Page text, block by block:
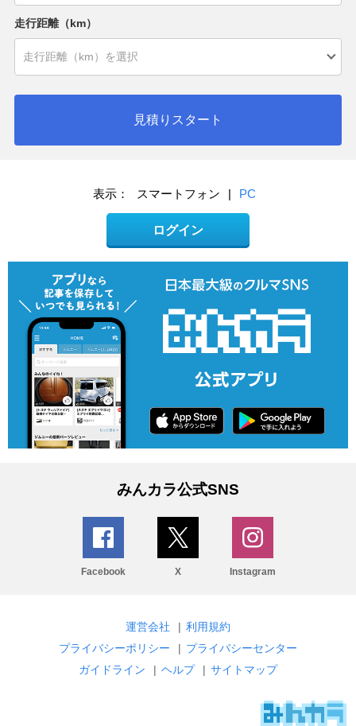
走行距離（km）
見積りスタート
表示： スマートフォン PC
ログイン
みんカラ公式SNS
Facebook X Instagram
運営会社 | 利用規約
プライバシーポリシー
| プライバシーセンター
ガイドライン
| ヘルプ | サイトマップ